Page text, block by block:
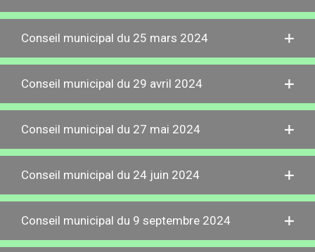
Conseil municipal du 25 mars 2024
Conseil municipal du 29 avril 2024
Conseil municipal du 27 mai 2024
Conseil municipal du 24 juin 2024
Conseil municipal du 9 septembre 2024